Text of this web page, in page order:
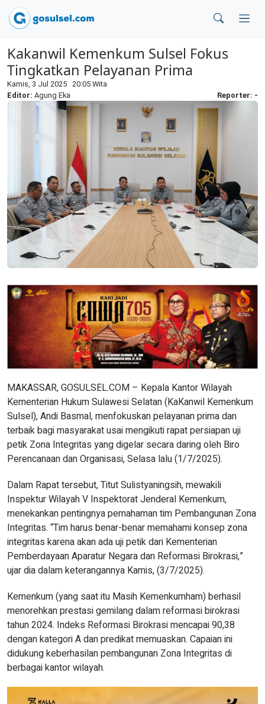
Kakanwil Kemenkum Sulsel Fokus
Tingkatkan Pelayanan Prima
Kamis, 3 Jul 2025 20:05 Wita
Editor: Agung Eka Reporter: -
MAKASSAR, GOSULSEL.COM – Kepala Kantor Wilayah
Kementerian Hukum Sulawesi Selatan (KaKanwil Kemenkum
Sulsel), Andi Basmal, menfokuskan pelayanan prima dan
terbaik bagi masyarakat usai mengikuti rapat persiapan uji
petik Zona Integritas yang digelar secara daring oleh Biro
Perencanaan dan Organisasi, Selasa lalu (1/7/2025).
Dalam Rapat tersebut, Titut Sulistyaningsih, mewakili
Inspektur Wilayah V Inspektorat Jenderal Kemenkum,
menekankan pentingnya pemahaman tim Pembangunan Zona
Integritas. “Tim harus benar-benar memahami konsep zona
integritas karena akan ada uji petik dari Kementerian
Pemberdayaan Aparatur Negara dan Reformasi Birokrasi,”
ujar dia dalam keterangannya Kamis, (3/7/2025).
Kemenkum (yang saat itu Masih Kemenkumham) berhasil
menorehkan prestasi gemilang dalam reformasi birokrasi
tahun 2024. Indeks Reformasi Birokrasi mencapai 90,38
dengan kategori A dan predikat memuaskan. Capaian ini
didukung keberhasilan pembangunan Zona Integritas di
berbagai kantor wilayah.